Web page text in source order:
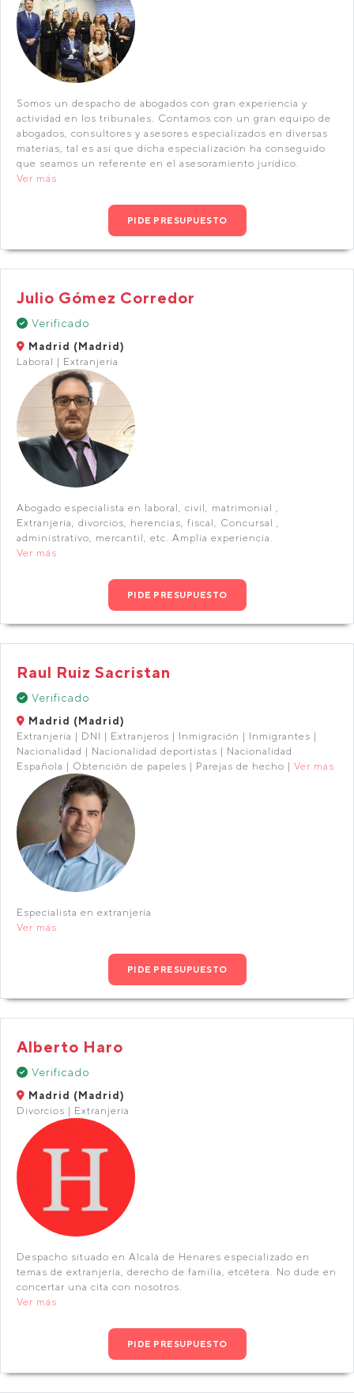
Somos un despacho de abogados con gran experiencia y
actividad en los tribunales. Contamos con un gran equipo de
abogados, consultores y asesores especializados en diversas
materias, tal es así que dicha especialización ha conseguido
que seamos un referente en el asesoramiento jurídico.
Ver más
PIDE PRESUPUESTO
Julio Gómez Corredor
Verificado
Madrid (Madrid)
Laboral | Extranjería
Abogado especialista en laboral, civil, matrimonial ,
Extranjeria, divorcios, herencias, fiscal, Concursal ,
administrativo, mercantil, etc. Amplia experiencia.
Ver más
PIDE PRESUPUESTO
Raul Ruiz Sacristan
Verificado
Madrid (Madrid)
Extranjería | DNI | Extranjeros | Inmigración | Inmigrantes |
Nacionalidad | Nacionalidad deportistas | Nacionalidad
Española | Obtención de papeles | Parejas de hecho | Ver más
Especialista en extranjería
Ver más
PIDE PRESUPUESTO
Alberto Haro
Verificado
Madrid (Madrid)
Divorcios | Extranjería
Despacho situado en Alcalá de Henares especializado en
temas de extranjería, derecho de familia, etcétera. No dude en
concertar una cita con nosotros.
Ver más
PIDE PRESUPUESTO